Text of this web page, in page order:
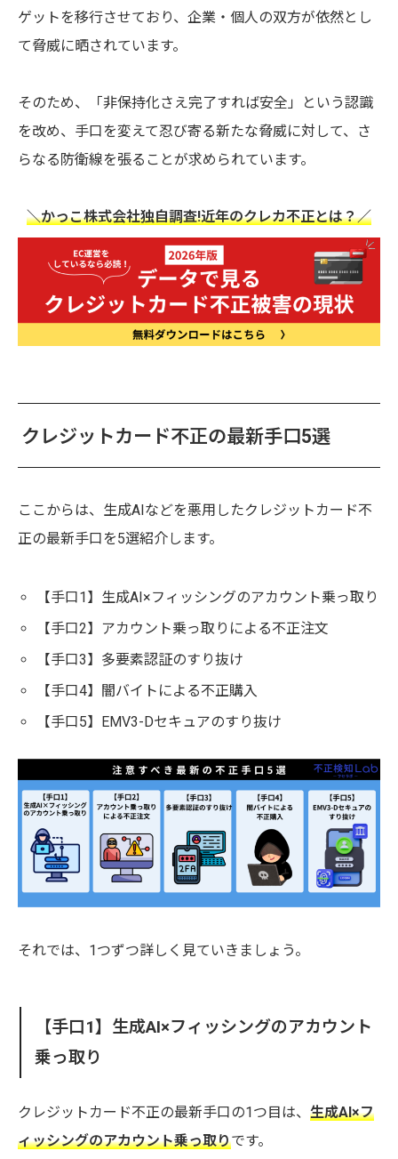
ゲットを移行させており、企業・個人の双方が依然とし
て脅威に晒されています。
そのため、「非保持化さえ完了すれば安全」という認識
を改め、手口を変えて忍び寄る新たな脅威に対して、さ
らなる防衛線を張ることが求められています。
＼かっこ株式会社独自調査!近年のクレカ不正とは？／
クレジットカード不正の最新手口5選
ここからは、生成AIなどを悪用したクレジットカード不
正の最新手口を5選紹介します。
【手口1】生成AI×フィッシングのアカウント乗っ取り
【手口2】アカウント乗っ取りによる不正注文
【手口3】多要素認証のすり抜け
【手口4】闇バイトによる不正購入
【手口5】EMV3-Dセキュアのすり抜け
それでは、1つずつ詳しく見ていきましょう。
【手口1】生成AI×フィッシングのアカウント
乗っ取り
クレジットカード不正の最新手口の1つ目は、 生成AI×フ
ィッシングのアカウント乗っ取りです。